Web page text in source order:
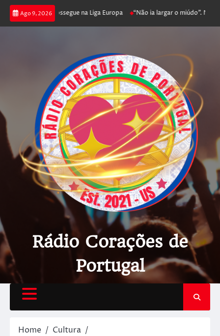
Ago 9, 2026
poker e prossegue na Liga Europa “Não ia largar o miúdo”.
Rádio Corações de
Portugal
Home
Cultura